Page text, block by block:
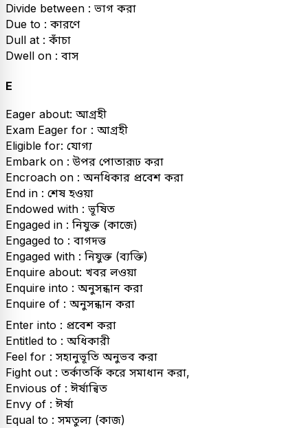
Divide between : ভাগ করা
Due to : কারণে
Dull at : কাঁচা
Dwell on : বাস
E
Eager about: আগ্রহী
Exam Eager for : আগ্রহী
Eligible for: যোগ্য
Embark on : উপর পোতারূঢ করা
Encroach on : অনধিকার প্রবেশ করা
End in : শেষ হওয়া
Endowed with : ভূষিত
Engaged in : নিযুক্ত (কাজে)
Engaged to : বাগদত্ত
Engaged with : নিযুক্ত (ব্যক্তি)
Enquire about: খবর লওয়া
Enquire into : অনুসন্ধান করা
Enquire of : অনুসন্ধান করা
Enter into : প্রবেশ করা
Entitled to : অধিকারী
Feel for : সহানুভূতি অনুভব করা
Fight out : তর্কাতর্কি করে সমাধান করা,
Envious of : ঈর্ষান্বিত
Envy of : ঈর্ষা
Equal to : সমতুল্য (কাজ)